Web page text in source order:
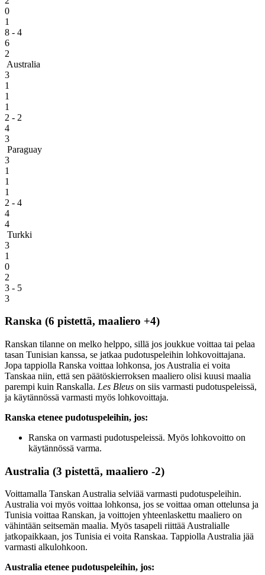
0
1
8 - 4
6
2
Australia
3
1
1
1
2 - 2
4
3
Paraguay
3
1
1
1
2 - 4
4
4
Turkki
3
1
0
2
3 - 5
3
Ranska (6 pistettä, maaliero +4)
Ranskan tilanne on melko helppo, sillä jos joukkue voittaa tai pelaa
tasan Tunisian kanssa, se jatkaa pudotuspeleihin lohkovoittajana.
Jopa tappiolla Ranska voittaa lohkonsa, jos Australia ei voita
Tanskaa niin, että sen päätöskierroksen maaliero olisi kuusi maalia
parempi kuin Ranskalla. Les Bleus on siis varmasti pudotuspeleissä,
ja käytännössä varmasti myös lohkovoittaja.
Ranska etenee pudotuspeleihin, jos:
Ranska on varmasti pudotuspeleissä. Myös lohkovoitto on
käytännössä varma.
Australia (3 pistettä, maaliero -2)
Voittamalla Tanskan Australia selviää varmasti pudotuspeleihin.
Australia voi myös voittaa lohkonsa, jos se voittaa oman ottelunsa ja
Tunisia voittaa Ranskan, ja voittojen yhteenlaskettu maaliero on
vähintään seitsemän maalia. Myös tasapeli riittää Australialle
jatkopaikkaan, jos Tunisia ei voita Ranskaa. Tappiolla Australia jää
varmasti alkulohkoon.
Australia etenee pudotuspeleihin, jos: